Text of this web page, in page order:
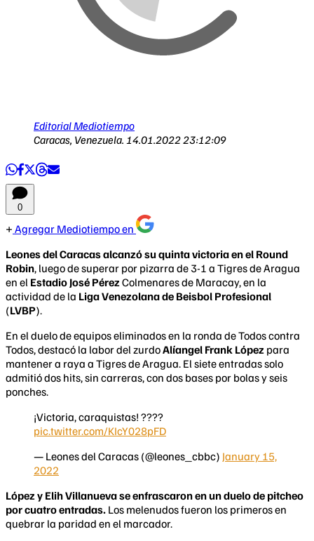
Editorial Mediotiempo
Caracas, Venezuela. 14.01.2022 23:12:09
0
Agregar Mediotiempo en
Leones del Caracas alcanzó su quinta victoria en el Round
Robin, luego de superar por pizarra de 3-1 a Tigres de Aragua
en el Estadio José Pérez Colmenares de Maracay, en la
actividad de la Liga Venezolana de Beisbol Profesional
(LVBP).
En el duelo de equipos eliminados en la ronda de Todos contra
Todos, destacó la labor del zurdoAlíangel Frank López para
mantener a raya a Tigres de Aragua. El siete entradas solo
admitió dos hits, sin carreras, con dos bases por bolas y seis
ponches.
¡Victoria, caraquistas! ????
pic.twitter.com/KIcY028pFD
— Leones del Caracas (@leones_cbbc) January 15,
2022
López y Elih Villanueva se enfrascaron en un duelo de pitcheo
por cuatro entradas. Los melenudos fueron los primeros en
quebrar la paridad en el marcador.